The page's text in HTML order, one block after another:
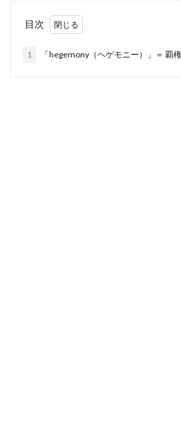
目次
1 「hegemony（ヘゲモニー）」＝ 覇